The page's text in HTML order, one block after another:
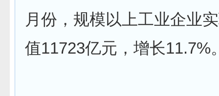
月份，规模以上工业企业
值11723亿元，增长11.7%